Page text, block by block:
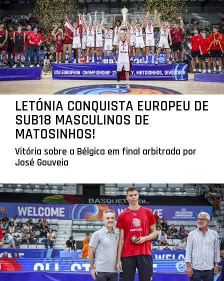
LETÓNIA CONQUISTA EUROPEU DE
SUB18 MASCULINOS DE
MATOSINHOS!
Vitória sobre a Bélgica em final arbitrada por
José Gouveia